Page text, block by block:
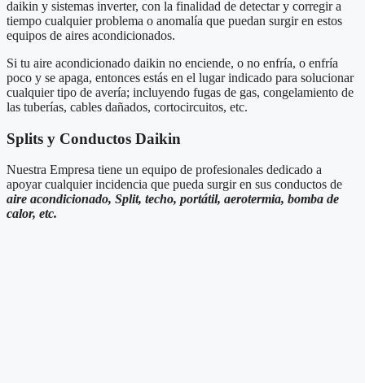
daikin y sistemas inverter, con la finalidad de detectar y corregir a
tiempo cualquier problema o anomalía que puedan surgir en estos
equipos de aires acondicionados.
Si tu aire acondicionado daikin no enciende, o no enfría, o enfría
poco y se apaga, entonces estás en el lugar indicado para solucionar
cualquier tipo de avería; incluyendo fugas de gas, congelamiento de
las tuberías, cables dañados, cortocircuitos, etc.
Splits y Conductos Daikin
Nuestra Empresa tiene un equipo de profesionales dedicado a
apoyar cualquier incidencia que pueda surgir en sus conductos de
aire acondicionado, Split, techo, portátil, aerotermia, bomba de
calor, etc.